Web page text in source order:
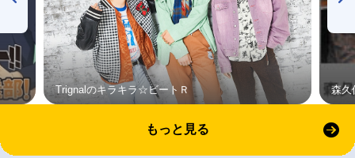
Trignalのキラキラ☆ビートＲ 森久
もっと見る